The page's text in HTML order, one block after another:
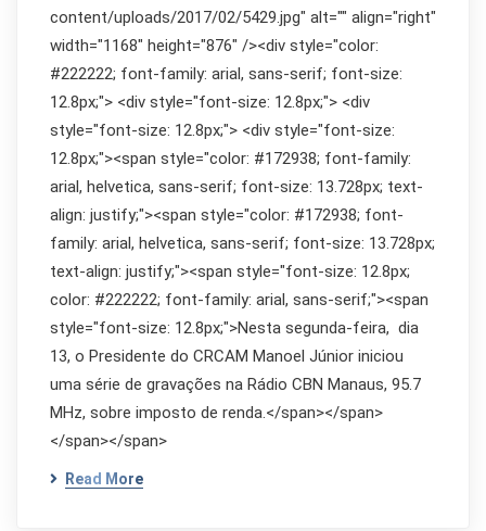
content/uploads/2017/02/5429.jpg" alt="" align="right"
width="1168" height="876" /><div style="color:
#222222; font-family: arial, sans-serif; font-size:
12.8px;"> <div style="font-size: 12.8px;"> <div
style="font-size: 12.8px;"> <div style="font-size:
12.8px;"><span style="color: #172938; font-family:
arial, helvetica, sans-serif; font-size: 13.728px; text-
align: justify;"><span style="color: #172938; font-
family: arial, helvetica, sans-serif; font-size: 13.728px;
text-align: justify;"><span style="font-size: 12.8px;
color: #222222; font-family: arial, sans-serif;"><span
style="font-size: 12.8px;">Nesta segunda-feira, dia
13, o Presidente do CRCAM Manoel Júnior iniciou
uma série de gravações na Rádio CBN Manaus, 95.7
MHz, sobre imposto de renda.</span></span>
</span></span>
Read More